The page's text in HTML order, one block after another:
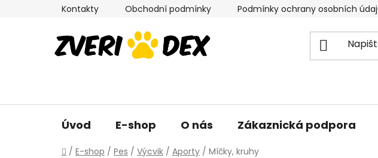
Kontakty Obchodní podmínky Podmínky ochrany osobních
Úvod E-shop O nás Zákaznická podpora
Domů
/ E-shop / Pes / Výcvik / Aporty / Míčky, kruhy